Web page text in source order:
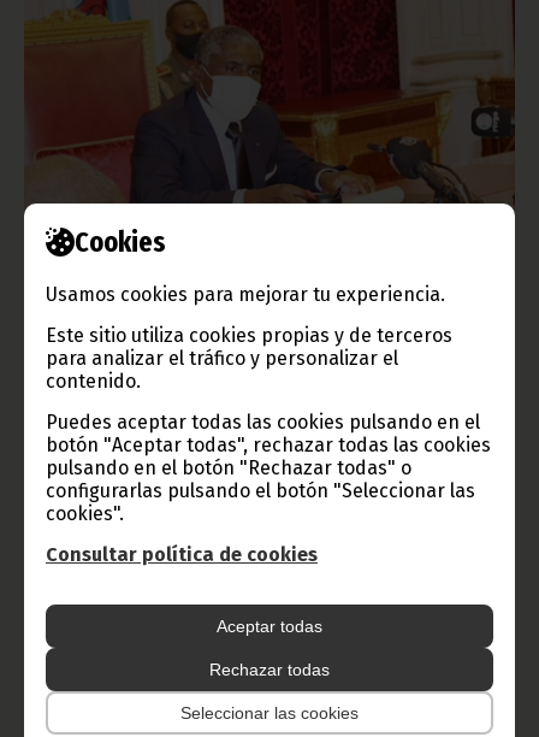
Cookies
Usamos cookies para mejorar tu experiencia.
Este sitio utiliza cookies propias y de terceros
para analizar el tráfico y personalizar el
contenido.
Puedes aceptar todas las cookies pulsando en el
botón "Aceptar todas", rechazar todas las cookies
pulsando en el botón "Rechazar todas" o
configurarlas pulsando el botón "Seleccionar las
cookies".
Consultar política de cookies
Aceptar todas
Rechazar todas
Seleccionar las cookies
S. E. Nguema Obiang Mangue propone la creación de una
Dirección de Ciberseguridad y no cerrar whatsapp
S.E. Nguema Obiang Mangue insta a la creación de una
Dirección de Ciberseguridad, en lugar de cerrar la aplicación
WhatsApp en Guinea Ecuatorial.
Vicepresidencia